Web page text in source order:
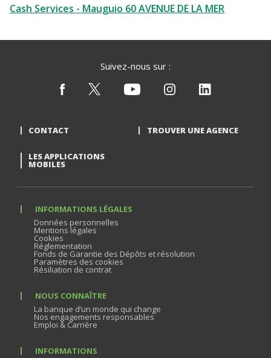
Cash Services - Mauguio 60 AVENUE DE LA MER
Suivez-nous sur :
CONTACT TROUVER UNE AGENCE
LES APPLICATIONS
MOBILES
INFORMATIONS LÉGALES
Données personnelles
Mentions légales
Cookies
Réglementation
Fonds de Garantie des Dépôts et résolution
Paramètres des cookies
Résiliation de contrat
NOUS CONNAÎTRE
La banque d’un monde qui change
Nos engagements responsables
Emploi & Carrière
INFORMATIONS